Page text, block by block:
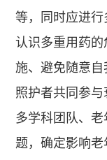
等，同时应进行
认识多重用药
施、避免随意自
照护者共同参
多学科团队、
题，确定影响